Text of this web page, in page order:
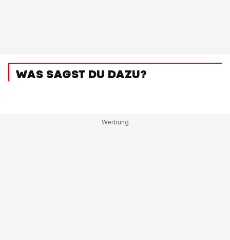
WAS SAGST DU DAZU?